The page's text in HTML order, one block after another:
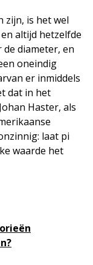
zijn, is het wel
altijd hetzelfde
de diameter, en
oneindig
er inmiddels
dat in het
Haster, als
laat pi
waarde het